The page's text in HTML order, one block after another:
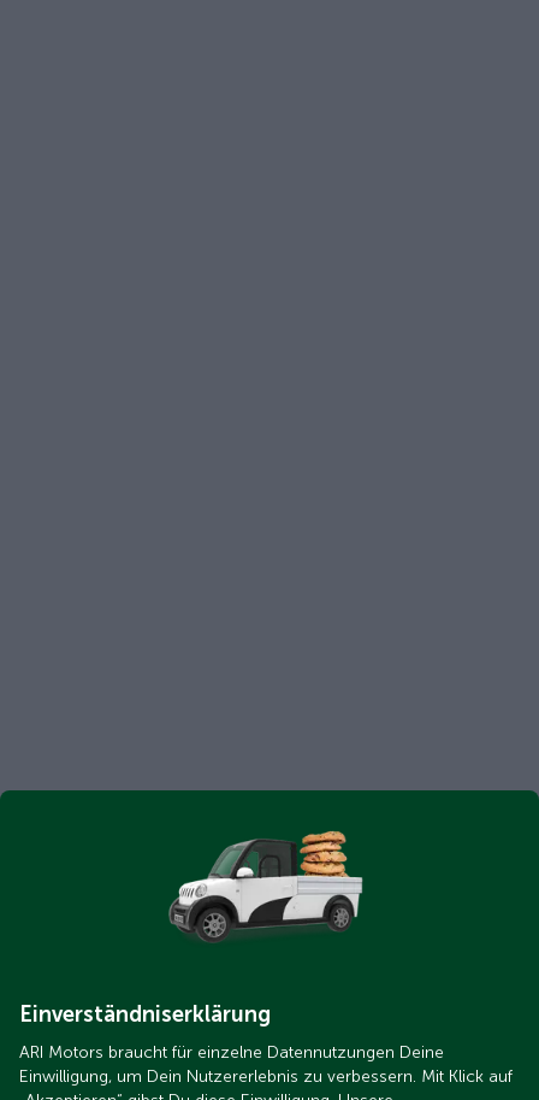
Einverständniserklärung
ARI Motors braucht für einzelne Datennutzungen Deine
Einwilligung, um Dein Nutzererlebnis zu verbessern. Mit Klick auf